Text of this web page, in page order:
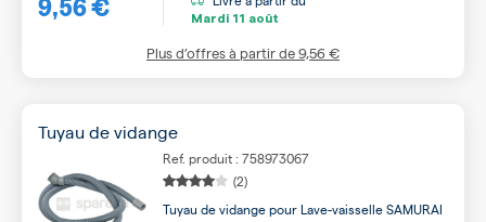
Mardi 11 août
Plus d’offres à partir de9,56 €
Tuyau de vidange
Ref. produit : 758973067
(2)
Tuyau de vidange pour Lave-vaisselle SAMURAI